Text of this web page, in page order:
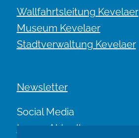
Wallfahrtsleitung Kevelaer
Museum Kevelaer
Stadtverwaltung Kevelaer
Newsletter
Social Media
Immer Aktuell.